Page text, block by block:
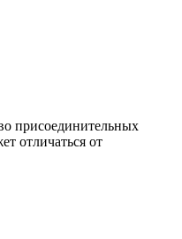
присоединительных
отличаться от